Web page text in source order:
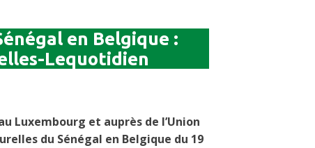
en Belgique :
Lequotidien
Luxembourg et auprès de l’Union
du Sénégal en Belgique du 19